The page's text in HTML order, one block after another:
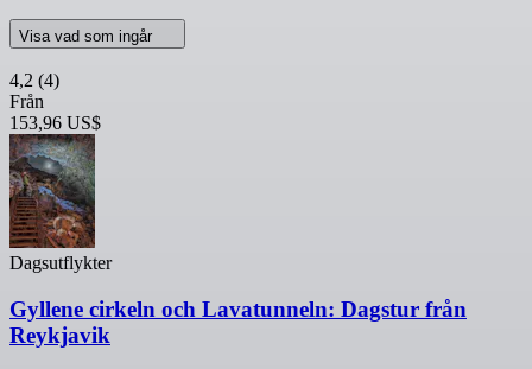
Visa vad som ingår
4,2 (4)
Från
153,96 US$
Dagsutflykter
Gyllene cirkeln och Lavatunneln: Dagstur från
Reykjavik